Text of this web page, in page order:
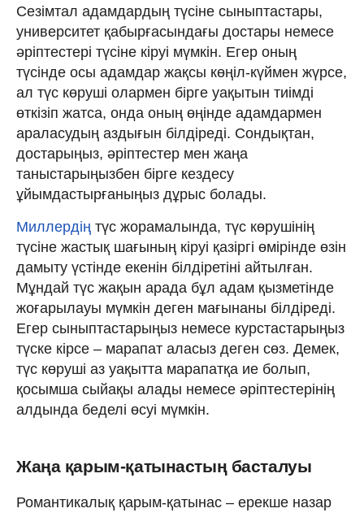
Сезімтал адамдардың түсіне сыныптастары,
университет қабырғасындағы достары немесе
әріптестері түсіне кіруі мүмкін. Егер оның
түсінде осы адамдар жақсы көңіл-күймен жүрсе,
ал түс көруші олармен бірге уақытын тиімді
өткізіп жатса, онда оның өңінде адамдармен
араласудың аздығын білдіреді. Сондықтан,
достарыңыз, әріптестер мен жаңа
таныстарыңызбен бірге кездесу
ұйымдастырғаныңыз дұрыс болады.
Миллердің түс жорамалында, түс көрушінің
түсіне жастық шағының кіруі қазіргі өмірінде өзін
дамыту үстінде екенін білдіретіні айтылған.
Мұндай түс жақын арада бұл адам қызметінде
жоғарылауы мүмкін деген мағынаны білдіреді.
Егер сыныптастарыңыз немесе курстастарыңыз
түске кірсе – марапат аласыз деген сөз. Демек,
түс көруші аз уақытта марапатқа ие болып,
қосымша сыйақы алады немесе әріптестерінің
алдында беделі өсуі мүмкін.
Жаңа қарым-қатынастың басталуы
Романтикалық қарым-қатынас – ерекше назар